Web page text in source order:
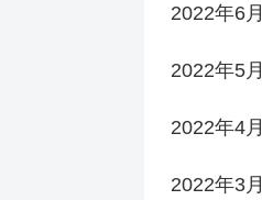
2022年6月
2022年5月
2022年4月
2022年3月